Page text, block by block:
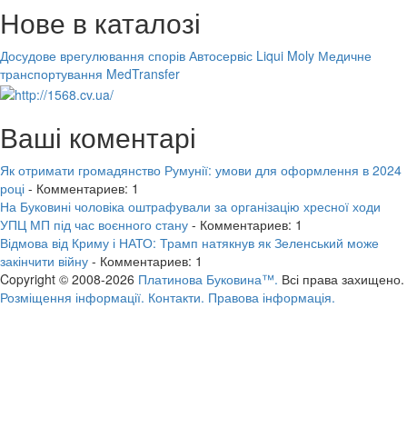
Нове в каталозі
Досудове врегулювання спорів Автосервіс Liqui Moly Медичне
транспортування MedTransfer
Ваші коментарі
Як отримати громадянство Румунії: умови для оформлення в 2024
році - Комментариев: 1
На Буковині чоловіка оштрафували за організацію хресної ходи
УПЦ МП під час воєнного стану - Комментариев: 1
Відмова від Криму і НАТО: Трамп натякнув як Зеленський може
закінчити війну - Комментариев: 1
Copyright © 2008-2026 Платинова Буковина™. Всі права захищено.
Розміщення інформації. Контакти. Правова інформація.